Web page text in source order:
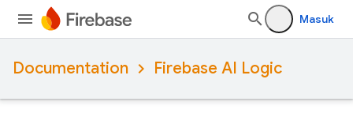
Masuk
Documentation Firebase AI Logic